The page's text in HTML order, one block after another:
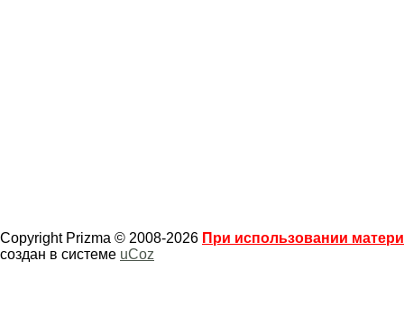
Copyright Prizma © 2008-2026 При использовании
создан в системе uCoz